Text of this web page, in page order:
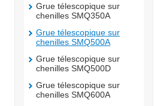
Grue télescopique sur
chenilles SMQ350A
Grue télescopique sur
chenilles SMQ500A
Grue télescopique sur
chenilles SMQ500D
Grue télescopique sur
chenilles SMQ600A